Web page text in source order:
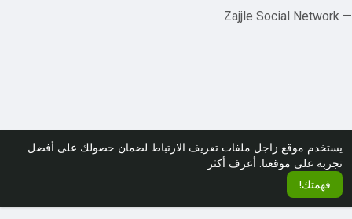
يستخدم موقع زاجل ملفات تعريف الارتباط لضمان حصولك على أفضل
تجربة على موقعنا. أعرف أكثر
فهمتك!
— Zajjle Social Network